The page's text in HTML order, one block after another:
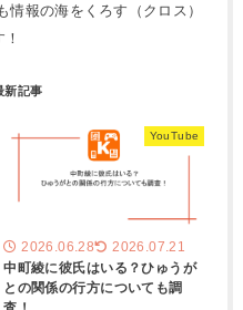
報の海をくろす（クロス）
YouTube
2026.06.28 2026.07.21
中町綾に彼氏はいる？ひゅうが
との関係の行方についても調